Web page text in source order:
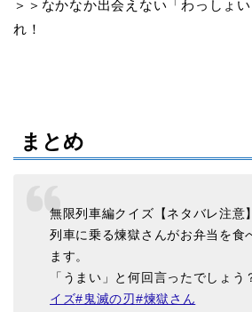
＞＞なかなか出会えない「わっしょ
れ！
まとめ
無限列車編クイズ【ネタバレ注意】
列車に乗る煉獄さんがお弁当を食
ます。
「うまい」と何回言ったでしょう
イズ#鬼滅の刃 #煉獄さん